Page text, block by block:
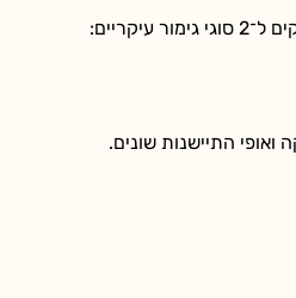
עיקריים:
התיישנות שונים.